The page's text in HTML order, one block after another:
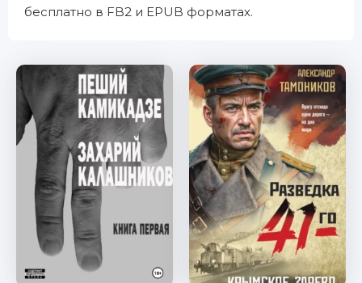
бесплатно в FB2 и EPUB форматах.